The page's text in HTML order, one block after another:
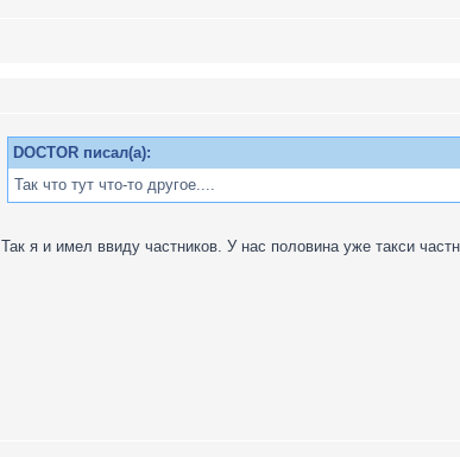
DOCTOR писал(а):
Так что тут что-то другое....
Так я и имел ввиду частников. У нас половина уже такси